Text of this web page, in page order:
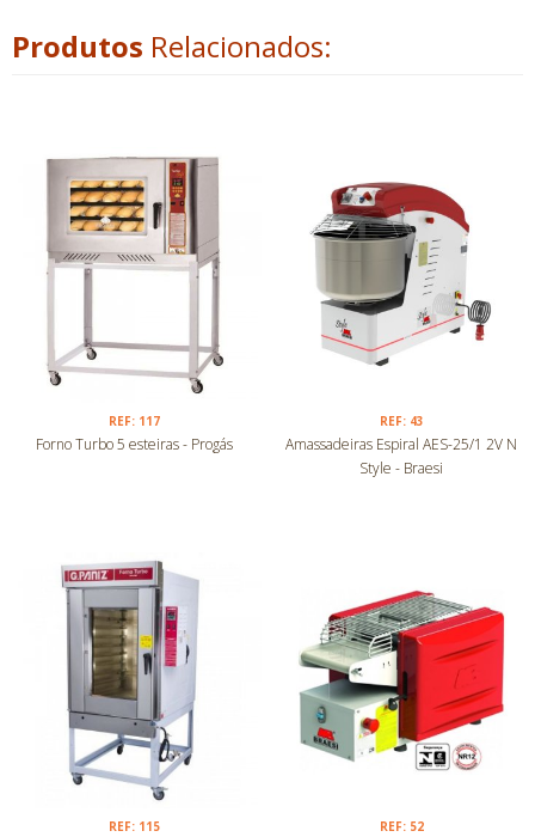
Produtos Relacionados:
REF: 117
Forno Turbo 5 esteiras - Progás
REF: 43
Amassadeiras Espiral AES-25/1 2V N
Style - Braesi
REF: 115 REF: 52